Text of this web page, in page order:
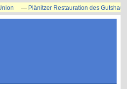
— Plänitzer Restauration des Gutshauses